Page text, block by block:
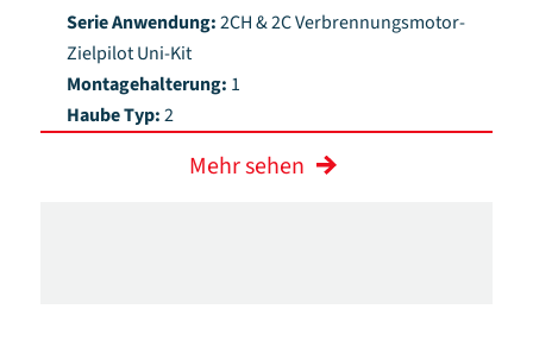
Serie Anwendung:2CH & 2C Verbrennungsmotor-
Zielpilot Uni-Kit
Montagehalterung: 1
Haube Typ:2
Mehr sehen